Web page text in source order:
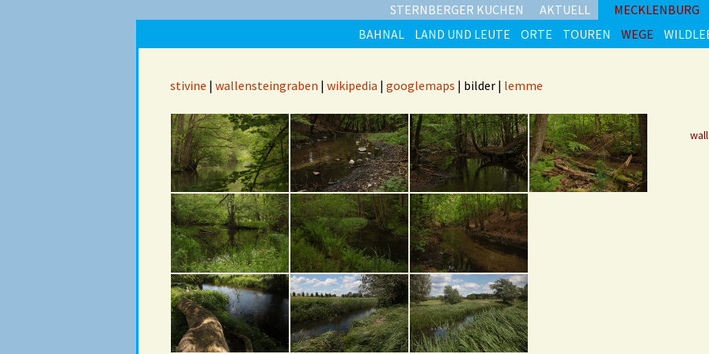
STERNBERGER KUCHEN AKTUELL
MECKLENBURG
BAHNAL
LAND UND LEUTE ORTE TOUREN WEGE
stivine | wallensteingraben | wikipedia | googlemaps | bilder | lemme